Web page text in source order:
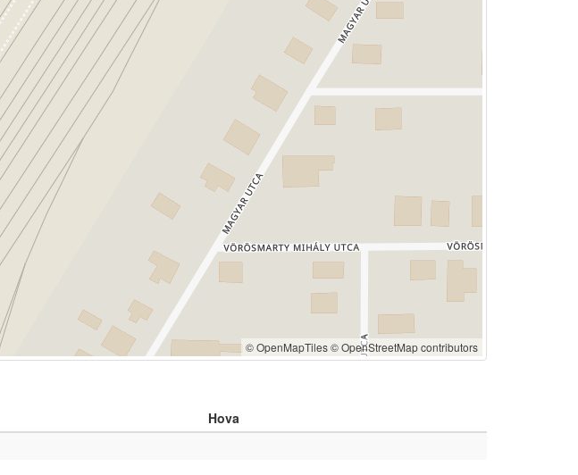
© OpenMapTiles© OpenStreetMap contributors
Hova